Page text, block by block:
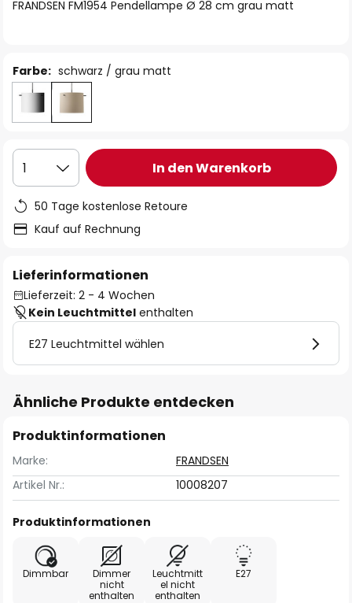
FRANDSEN FM1954 Pendellampe Ø 28 cm grau matt
Farbe: schwarz / grau matt
1 In den Warenkorb
50 Tage kostenlose Retoure
Kauf auf Rechnung
Lieferinformationen
Lieferzeit: 2 - 4 Wochen
Kein Leuchtmittel enthalten
E27 Leuchtmittel wählen
Ähnliche Produkte entdecken
Produktinformationen
Marke:
FRANDSEN
Artikel Nr.:
10008207
Produktinformationen
Dimmbar
Dimmer
nicht
enthalten
Leuchtmitt
el nicht
enthalten
E27